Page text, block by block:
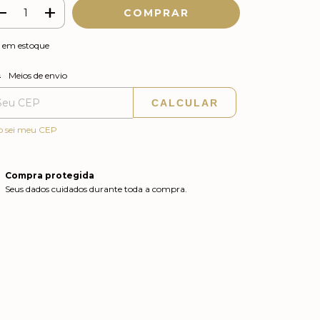
em estoque
para o CEP:
Meios de envio
CALCULAR
sei meu CEP
Compra protegida
Seus dados cuidados durante toda a compra.